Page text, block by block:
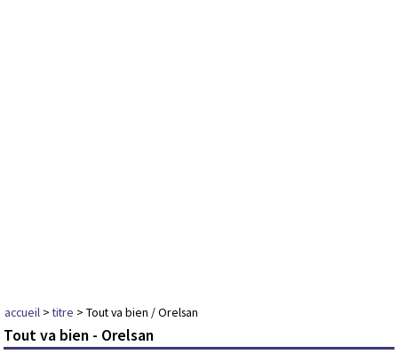
accueil >titre > Tout va bien / Orelsan
Tout va bien - Orelsan